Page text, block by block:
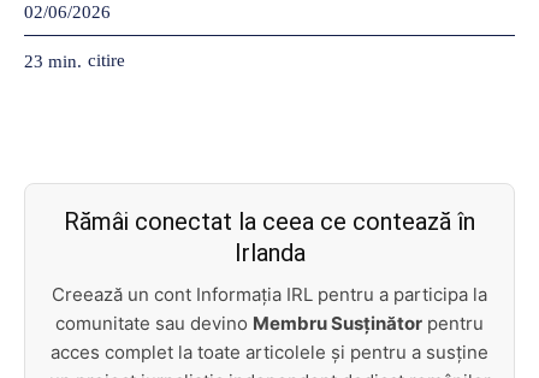
02/06/2026
23 min. citire
Rămâi conectat la ceea ce contează în
Irlanda
Creează un cont Informația IRL pentru a participa la
comunitate sau devino Membru Susținător pentru
acces complet la toate articolele și pentru a susține